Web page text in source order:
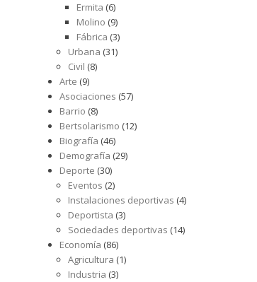
Ermita (6)
Molino (9)
Fábrica (3)
Urbana (31)
Civil (8)
Arte (9)
Asociaciones (57)
Barrio (8)
Bertsolarismo (12)
Biografía (46)
Demografía (29)
Deporte (30)
Eventos (2)
Instalaciones deportivas (4)
Deportista (3)
Sociedades deportivas (14)
Economía (86)
Agricultura (1)
Industria (3)